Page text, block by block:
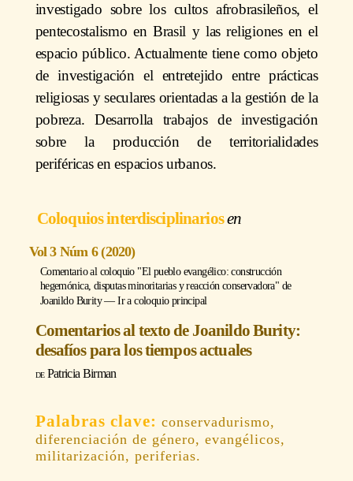
investigado sobre los cultos afrobrasileños, el
pentecostalismo en Brasil y las religiones en el
espacio público. Actualmente tiene como objeto
de investigación el entretejido entre prácticas
religiosas y seculares orientadas a la gestión de la
pobreza. Desarrolla trabajos de investigación
sobre la producción de territorialidades
periféricas en espacios urbanos.
Coloquios interdisciplinarios
Vol 3 Núm 6 (2020)
Comentario al coloquio "El pueblo evangélico: construcción
hegemónica, disputas minoritarias y reacción conservadora" de
Joanildo Burity―Ir a coloquio principal
Comentarios al texto de Joanildo Burity:
desafíos para los tiempos actuales
Patricia Birman
conservadurismo,
diferenciación de género, evangélicos,
militarización, periferias.